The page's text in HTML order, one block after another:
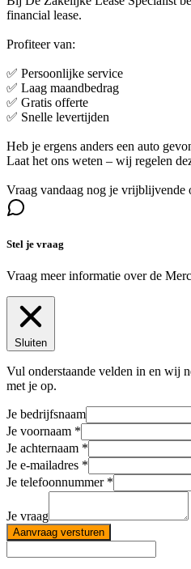
financial lease.
Profiteer van:
✅ Persoonlijke service
✅ Laag maandbedrag
✅ Gratis offerte
✅ Snelle levertijden
Heb je ergens anders een auto
Laat het ons weten – wij regelen
Vraag vandaag nog je vrijblijvende
Stel je vraag
Vraag meer informatie over de
Sluiten
Vul onderstaande velden in en wij
met je op.
Je bedrijfsnaam
Je voornaam
Je achternaam
Je e-mailadres
Je telefoonnummer
Je vraag
Aanvraag versturen